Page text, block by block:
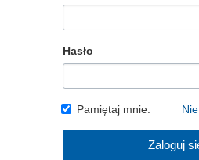
Hasło
Pamiętaj mnie.
Zaloguj